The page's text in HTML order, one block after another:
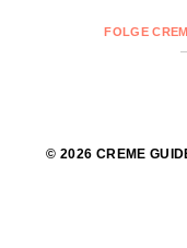
FOLGE
© 2026 CREME